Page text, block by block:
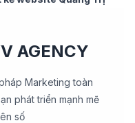
AGENCY
Marketing toàn
phát triển mạnh mẽ
số